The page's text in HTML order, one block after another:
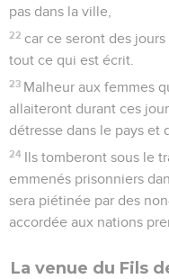
pas dans la ville,
22 car ce seront des
tout ce qui est écrit.
23 Malheur aux femmes
allaiteront durant ces
détresse dans le pays et
24 Ils tomberont sous le
emmenés prisonniers
sera piétinée par des
accordée aux nations
La venue du Fils